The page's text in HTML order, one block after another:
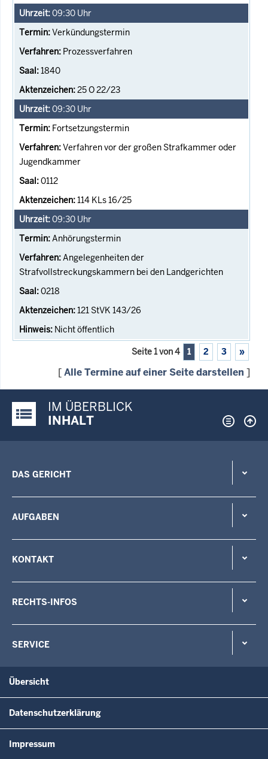
09:30 Uhr
Verkündungstermin
Prozessverfahren
1840
25 O 22/23
09:30 Uhr
Fortsetzungstermin
Verfahren vor der großen Strafkammer oder
Jugendkammer
0112
114 KLs 16/25
09:30 Uhr
Anhörungstermin
Angelegenheiten der
Strafvollstreckungskammern bei den Landgerichten
0218
121 StVK 143/26
Nicht öffentlich
Seite 1 von 4 1 2 3 »
[Alle Termine auf einer Seite darstellen ]
Justiz-Portal im Überblick:
IM ÜBERBLICK
INHALT
DAS GERICHT
AUFGABEN
KONTAKT
RECHTS-INFOS
SERVICE
Übersicht
Datenschutzerklärung
Impressum